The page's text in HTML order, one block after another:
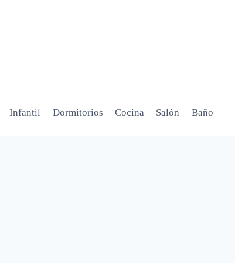
Infantil Dormitorios Cocina Salón Baño